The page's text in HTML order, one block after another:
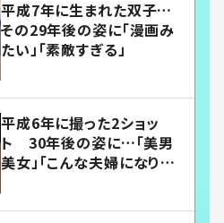
平成7年に生まれた双子…
その29年後の姿に「漫画み
たい」「素敵すぎる」
平成6年に撮った2ショッ
ト 30年後の姿に…「美男
美女」「こんな夫婦になりた